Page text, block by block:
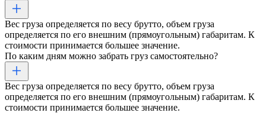
Вес груза определяется по весу брутто, объем груза
определяется по его внешним (прямоугольным) габаритам. К
стоимости принимается большее значение.
По каким дням можно забрать груз самостоятельно?
Вес груза определяется по весу брутто, объем груза
определяется по его внешним (прямоугольным) габаритам. К
стоимости принимается большее значение.